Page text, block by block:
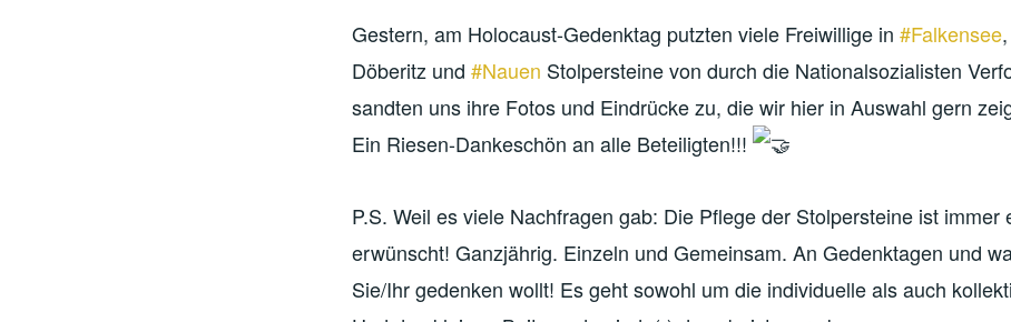
Gestern, am Holocaust-Gedenktag putzten viele Freiwillige in #Falkensee,
Döberitz und #Nauen Stolpersteine von durch die Nationalsozialisten
sandten uns ihre Fotos und Eindrücke zu, die wir hier in Auswahl gern
Ein Riesen-Dankeschön an alle Beteiligten!!!
P.S. Weil es viele Nachfragen gab: Die Pflege der Stolpersteine ist immer
erwünscht! Ganzjährig. Einzeln und Gemeinsam. An Gedenktagen und
Sie/Ihr gedenken wollt! Esgeht sowohl um die individuelle als auch